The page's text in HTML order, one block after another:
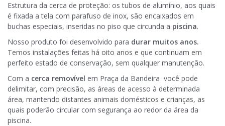
Estrutura da cerca de proteção: os tubos de alumínio, aos quais
é fixada a tela com parafuso de inox, são encaixados em
buchas especiais, inseridas no piso que circunda a piscina.
Nosso produto foi desenvolvido para durar muitos anos.
Temos instalações feitas há oito anos e que continuam em
perfeito estado de conservação, sem qualquer manutenção.
Com a cerca removível em Praça da Bandeira você pode
delimitar, com precisão, as áreas de acesso à determinada
área, mantendo distantes animais domésticos e crianças, as
quais poderão circular com segurança ao redor da área da
piscina.